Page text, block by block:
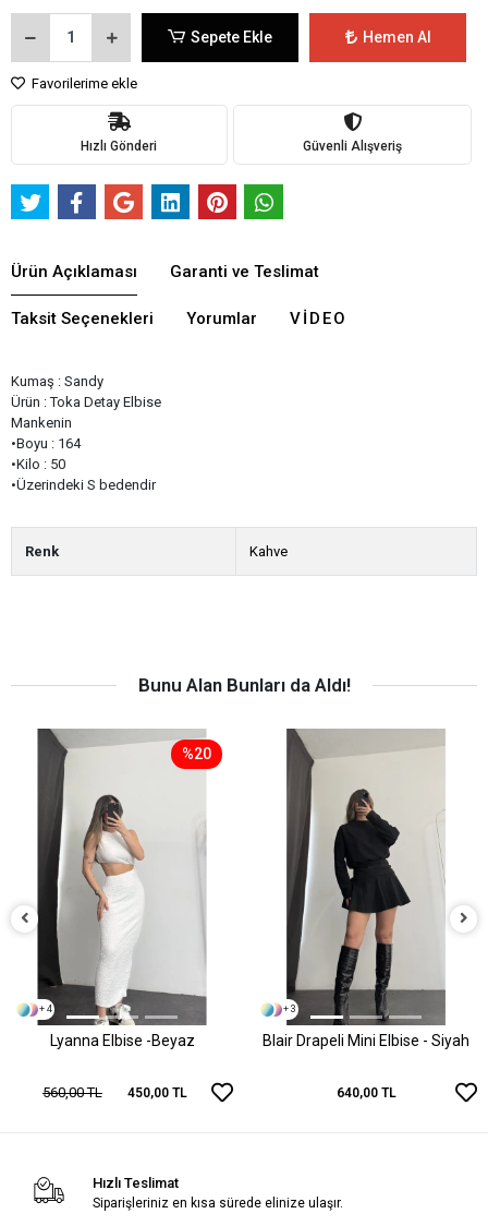
Sepete Ekle Hemen Al
Favorilerime ekle
Hızlı Gönderi Güvenli Alışveriş
Ürün Açıklaması Garanti ve Teslimat
Taksit Seçenekleri Yorumlar VIDEO
Kumaş : Sandy
Ürün : Toka Detay Elbise
Mankenin
•Boyu : 164
•Kilo : 50
•Üzerindeki S bedendir
Renk Kahve
Bunu Alan Bunları da Aldı!
%20
+ 4
Lyanna Elbise -Beyaz
560,00 TL 450,00 TL
+ 3
Blair Drapeli Mini Elbise - Siyah
640,00 TL
Hızlı Teslimat
Siparişleriniz en kısa sürede elinize ulaşır.